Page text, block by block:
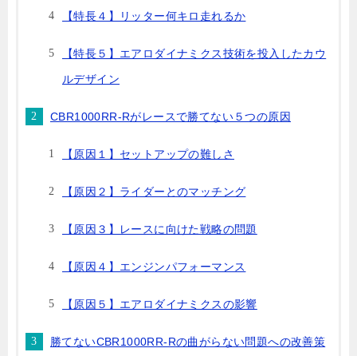
【特長４】リッター何キロ走れるか
【特長５】エアロダイナミクス技術を投入したカウ
ルデザイン
CBR1000RR-Rがレースで勝てない５つの原因
【原因１】セットアップの難しさ
【原因２】ライダーとのマッチング
【原因３】レースに向けた戦略の問題
【原因４】エンジンパフォーマンス
【原因５】エアロダイナミクスの影響
勝てないCBR1000RR-Rの曲がらない問題への改善策